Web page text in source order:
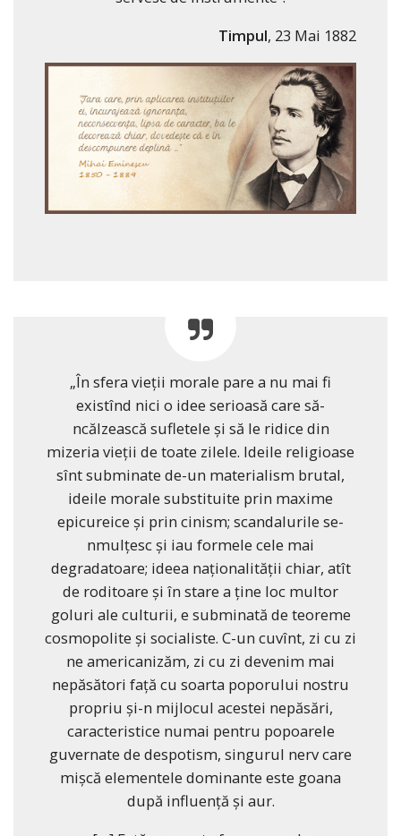
Timpul, 23 Mai 1882
„În sfera vieţii morale pare a nu mai fi
existînd nici o idee serioasă care să-
ncălzească sufletele şi să le ridice din
mizeria vieţii de toate zilele. Ideile religioase
sînt subminate de-un materialism brutal,
ideile morale substituite prin maxime
epicureice şi prin cinism; scandalurile se-
nmulţesc şi iau formele cele mai
degradatoare; ideea naţionalităţii chiar, atît
de roditoare şi în stare a ţine loc multor
goluri ale culturii, e subminată de teoreme
cosmopolite şi socialiste. C-un cuvînt, zi cu zi
ne americanizăm, zi cu zi devenim mai
nepăsători faţă cu soarta poporului nostru
propriu şi-n mijlocul acestei nepăsări,
caracteristice numai pentru popoarele
guvernate de despotism, singurul nerv care
mişcă elementele dominante este goana
după influenţă şi aur.